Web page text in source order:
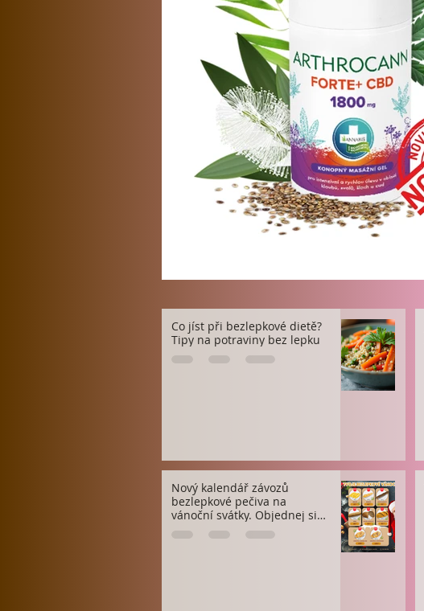
Co jíst při bezlepkové dietě?
Tipy na potraviny bez lepku
Nový kalendář závozů
bezlepkové pečiva na
vánoční svátky. Objednej si